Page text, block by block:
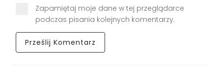
Zapamiętaj moje dane w tej przeglądarce
podczas pisania kolejnych komentarzy.